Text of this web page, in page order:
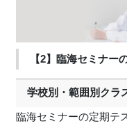
【2】臨海セミナー
学校別・範囲別クラ
臨海セミナーの定期テ